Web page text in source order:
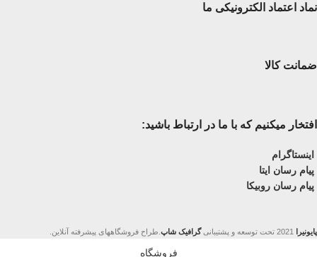
نماد اعتماد الکترونیکی ما
ضمانت کالا
افتخار میکنیم که با ما در ارتباط باشید:
اینستاگرام
پیام رسان ایتا
پیام رسان روبیکا
پایونیرا 2021 تحت توسعه و پشتیبانی گرافیک شاپ .طراح فروشگاههای پیشرفته آنلاین.
فروشگاه